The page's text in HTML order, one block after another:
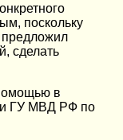
поскольку
предложил
сделать
в
ГУ МВД РФ по